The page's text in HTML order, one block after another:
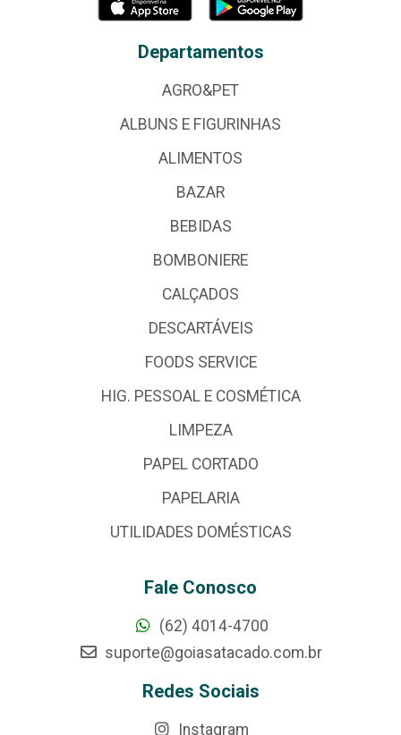
Departamentos
AGRO&PET
ALBUNS E FIGURINHAS
ALIMENTOS
BAZAR
BEBIDAS
BOMBONIERE
CALÇADOS
DESCARTÁVEIS
FOODS SERVICE
HIG. PESSOAL E COSMÉTICA
LIMPEZA
PAPEL CORTADO
PAPELARIA
UTILIDADES DOMÉSTICAS
Fale Conosco
(62) 4014-4700
suporte@goiasatacado.com.br
Redes Sociais
Instagram